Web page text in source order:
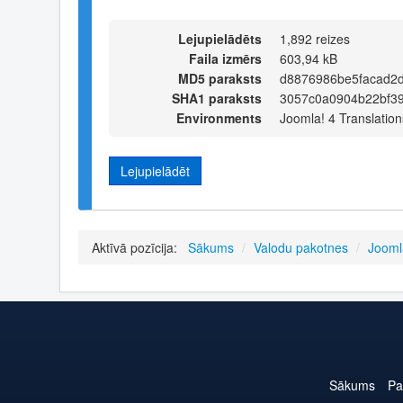
Lejupielādēts
1,892 reizes
Faila izmērs
603,94 kB
MD5 paraksts
SHA1 paraksts
Environments
Joomla! 4
Lejupielādēt
Aktīvā pozīcija: Sākums / Valodu pakotnes /
Sākums